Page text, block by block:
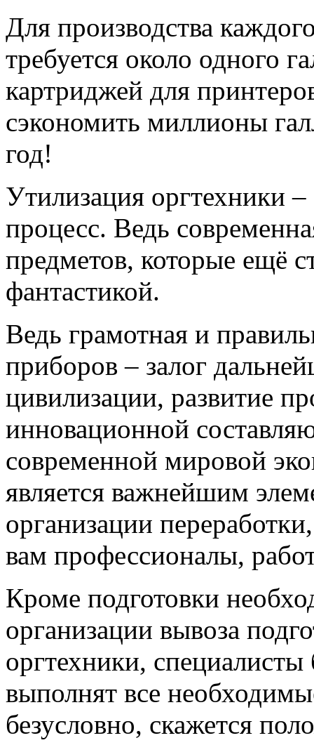
Для производства
требуется около одного
картриджей для
сэкономить миллионы
год!
Утилизация оргтехники
процесс. Ведь
предметов, которые ещё
фантастикой.
Ведь грамотная и
приборов – залог
цивилизации, развитие
инновационной
современной мировой
является важнейшим
организации
вам профессионалы,
Кроме подготовки
организации вывоза
оргтехники,
выполнят все
безусловно, скажется